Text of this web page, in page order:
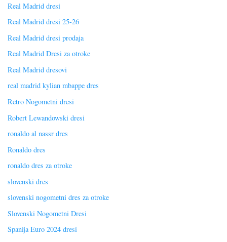
Real Madrid dresi
Real Madrid dresi 25-26
Real Madrid dresi prodaja
Real Madrid Dresi za otroke
Real Madrid dresovi
real madrid kylian mbappe dres
Retro Nogometni dresi
Robert Lewandowski dresi
ronaldo al nassr dres
Ronaldo dres
ronaldo dres za otroke
slovenski dres
slovenski nogometni dres za otroke
Slovenski Nogometni Dresi
Španija Euro 2024 dresi